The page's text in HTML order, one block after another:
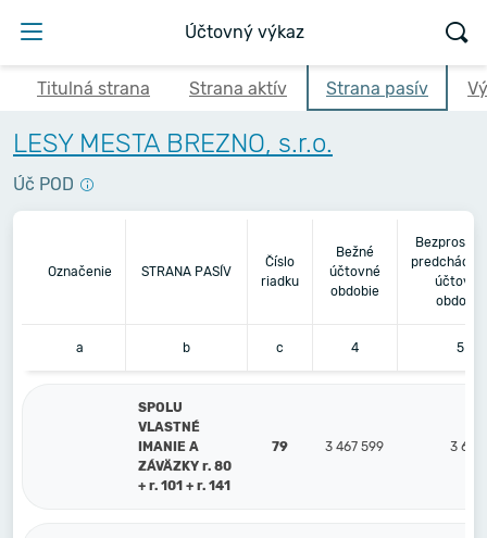
Účtovný výkaz
Titulná strana Strana aktív Strana pasív
LESY MESTA BREZNO, s.r.o.
Úč POD
Označenie STRANA PASÍV
Číslo
riadku
Bežné
účtovné
obdobie
účtovné
obdobie
a b c 4 5
SPOLU
VLASTNÉ
IMANIE A
ZÁVÄZKY r. 80
+ r. 101 + r. 141
79 3 467 599 3 614